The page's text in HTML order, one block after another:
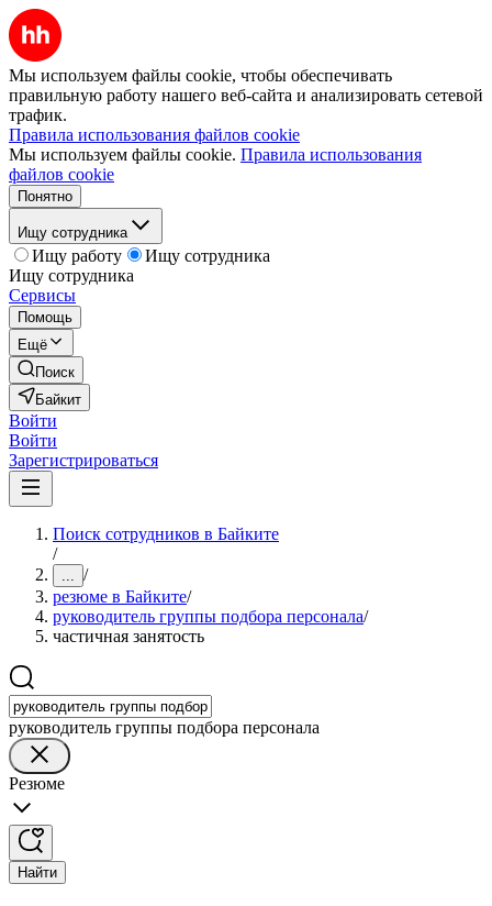
Мы используем файлы cookie, чтобы обеспечивать
правильную работу нашего веб-сайта и анализировать сетевой
трафик.
Правила использования файлов cookie
Мы используем файлы cookie. Правила использования
файлов cookie
Понятно
Ищу сотрудника
Ищу работу
Ищу сотрудника
Ищу сотрудника
Сервисы
Помощь
Ещё
Поиск
Байкит
Войти
Войти
Зарегистрироваться
Поиск сотрудников в Байките
/
... /
резюме в Байките/
руководитель группы подбора персонала/
частичная занятость
руководитель группы подбора персонала
Резюме
Найти